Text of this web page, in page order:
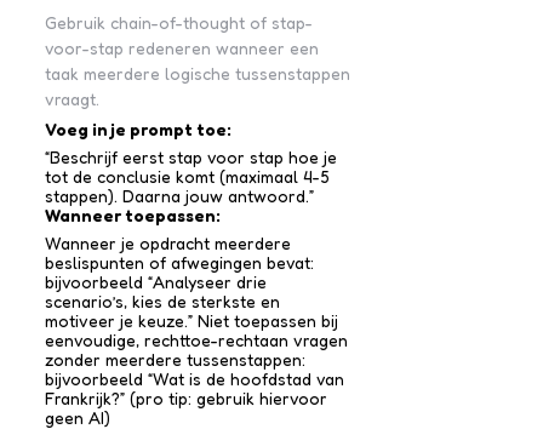
Gebruik chain-of-thought of stap-
voor-stap redeneren wanneer een
taak meerdere logische tussenstappen
vraagt.
Voeg in je prompt toe:
“Beschrijf eerst stap voor stap hoe je
tot de conclusie komt (maximaal 4-5
stappen). Daarna jouw antwoord.”
Wanneer toepassen:
Wanneer je opdracht meerdere
beslispunten of afwegingen bevat:
bijvoorbeeld “Analyseer drie
scenario’s, kies de sterkste en
motiveer je keuze.” Niet toepassen bij
eenvoudige, rechttoe-recht­aan vragen
zonder meerdere tussen­stappen:
bijvoorbeeld “Wat is de hoofdstad van
Frankrijk?” (pro tip: gebruik hiervoor
geen AI)